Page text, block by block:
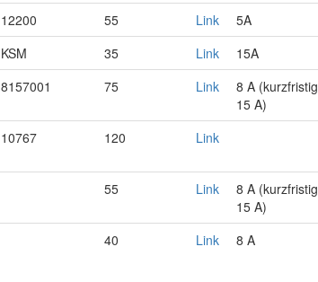
12200 55 Link 5A
KSM 35 Link 15A
8157001 75 Link
8 A (kurzfristig
15 A)
10767 120 Link
55 Link
8 A (kurzfristig
15 A)
40 Link 8 A